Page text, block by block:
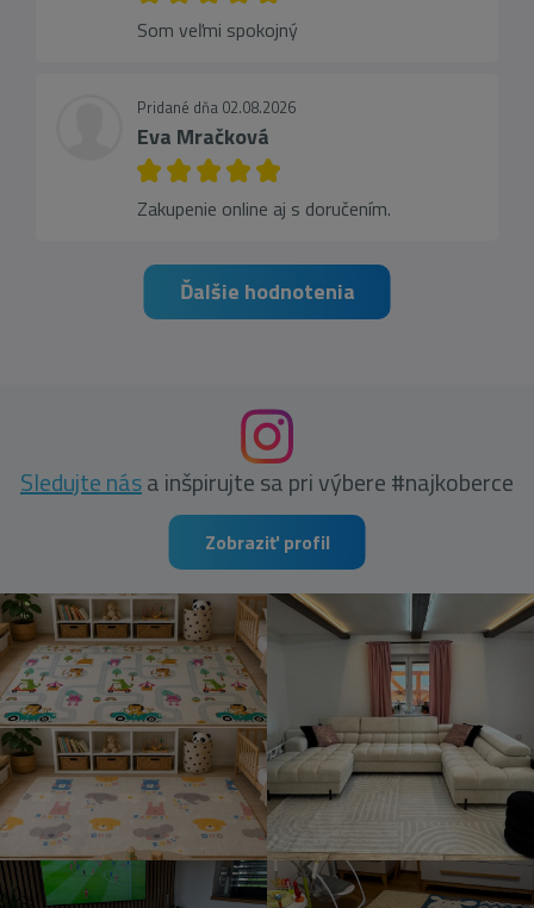
Som veľmi spokojný
Pridané dňa 02.08.2026
Eva Mračková
Zakupenie online aj s doručením.
Ďalšie hodnotenia
Sledujte nása inšpirujte sa pri výbere #najkoberce
Zobraziť profil